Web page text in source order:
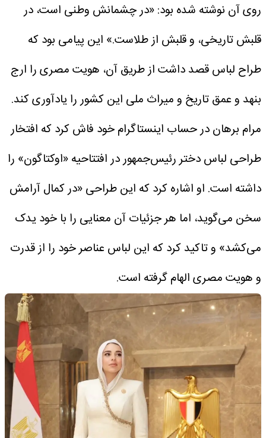
روی آن نوشته شده بود: «در چشمانش وطنی است، در
قلبش تاریخی، و قلبش از طلاست.» این پیامی بود که
طراح لباس قصد داشت از طریق آن، هویت مصری را ارج
بنهد و عمق تاریخ و میراث ملی این کشور را یادآوری کند.
مرام برهان در حساب اینستاگرام خود فاش کرد که افتخار
طراحی لباس دختر رئیس‌جمهور در افتتاحیه «اوکتاگون» را
داشته است. او اشاره کرد که این طراحی «در کمال آرامش
سخن می‌گوید، اما هر جزئیات آن معنایی را با خود یدک
می‌کشد» و تاکید کرد که این لباس عناصر خود را از قدرت
و هویت مصری الهام گرفته است.